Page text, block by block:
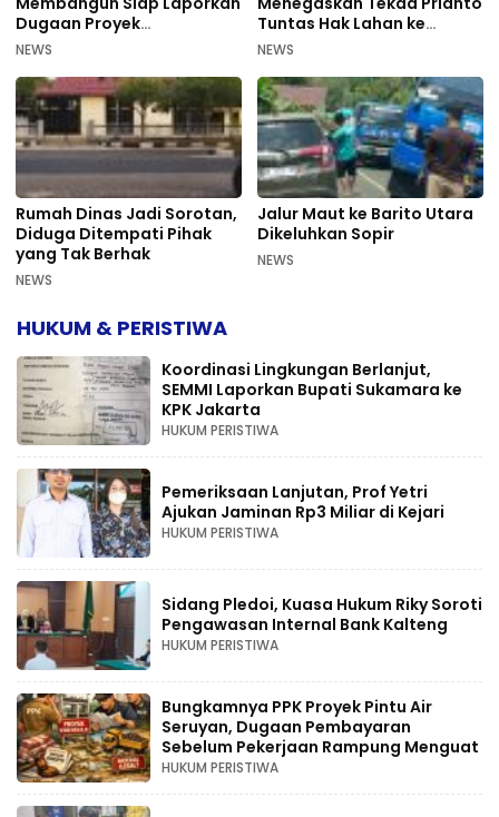
Dugaan Proyek
Bermasalah PUPR Kalteng
NEWS
Tuntas Hak Lahan ke
Mahkamah Agung
NEWS
Rumah Dinas Jadi Sorotan,
Diduga Ditempati Pihak
yang Tak Berhak
NEWS
Jalur Maut ke Barito Utara
Dikeluhkan Sopir
NEWS
HUKUM & PERISTIWA
Koordinasi Lingkungan Berlanjut,
SEMMI Laporkan Bupati Sukamara ke
KPK Jakarta
HUKUM PERISTIWA
Pemeriksaan Lanjutan, Prof Yetri
Ajukan Jaminan Rp3 Miliar di Kejari
HUKUM PERISTIWA
Sidang Pledoi, Kuasa Hukum Riky Soroti
Pengawasan Internal Bank Kalteng
HUKUM PERISTIWA
Bungkamnya PPK Proyek Pintu Air
Seruyan, Dugaan Pembayaran
Sebelum Pekerjaan Rampung Menguat
HUKUM PERISTIWA